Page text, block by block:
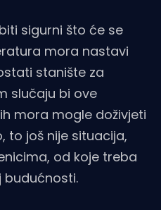
sigurni što će se
mora nastavi
stanište za
slučaju bi ove
mora mogle doživjeti
to još nije situacija,
od koje treba
budućnosti.